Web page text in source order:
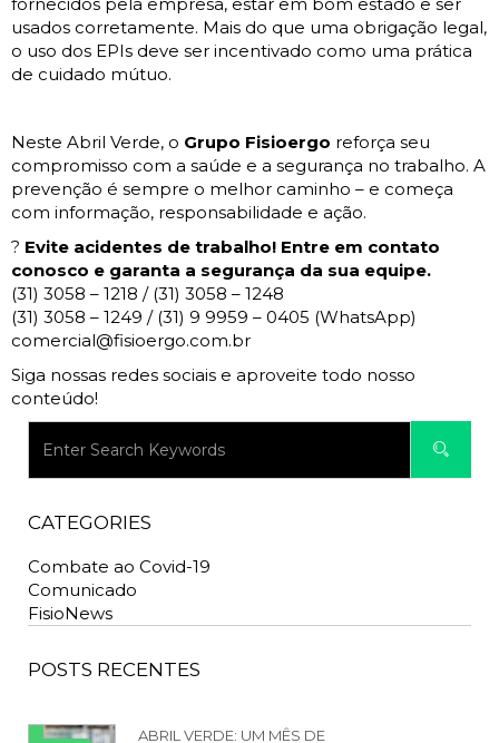
fornecidos pela empresa, estar em bom estado e ser
usados corretamente. Mais do que uma obrigação legal,
o uso dos EPIs deve ser incentivado como uma prática
de cuidado mútuo.
Neste Abril Verde, o Grupo Fisioergo reforça seu
compromisso com a saúde e a segurança no trabalho. A
prevenção é sempre o melhor caminho – e começa
com informação, responsabilidade e ação.
? Evite acidentes de trabalho! Entre em contato
conosco e garanta a segurança da sua equipe.
(31) 3058 – 1218 / (31) 3058 – 1248
(31) 3058 – 1249 / (31) 9 9959 – 0405 (WhatsApp)
comercial@fisioergo.com.br
Siga nossas redes sociais e aproveite todo nosso
conteúdo!
CATEGORIES
Combate ao Covid-19
Comunicado
FisioNews
POSTS RECENTES
ABRIL VERDE: UM MÊS DE